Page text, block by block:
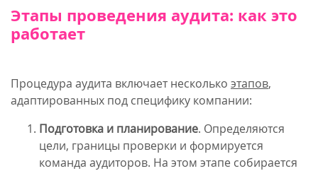
Этапы проведения аудита: как это
работает
Процедура аудита включает несколько этапов,
адаптированных под специфику компании:
Подготовка и планирование. Определяются
цели, границы проверки и формируется
команда аудиторов. На этом этапе собирается